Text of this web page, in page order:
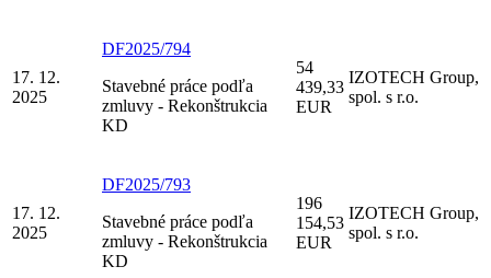
17. 12.
2025
DF2025/794
Stavebné práce podľa
zmluvy - Rekonštrukcia
KD
54
439,33
EUR
IZOTECH Group,
spol. s r.o.
17. 12.
2025
DF2025/793
Stavebné práce podľa
zmluvy - Rekonštrukcia
KD
196
154,53
EUR
IZOTECH Group,
spol. s r.o.